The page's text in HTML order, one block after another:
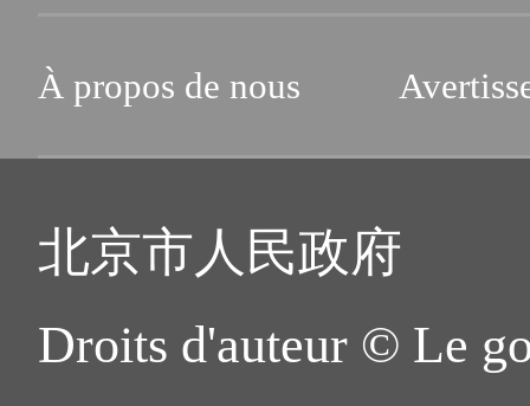
À propos de nous
北京市人民政府
Droits d'auteur © Le